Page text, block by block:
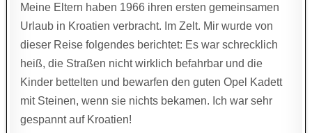
Meine Eltern haben 1966 ihren ersten gemeinsamen
Urlaub in Kroatien verbracht. Im Zelt. Mir wurde von
dieser Reise folgendes berichtet: Es war schrecklich
heiß, die Straßen nicht wirklich befahrbar und die
Kinder bettelten und bewarfen den guten Opel Kadett
mit Steinen, wenn sie nichts bekamen. Ich war sehr
gespannt auf Kroatien!